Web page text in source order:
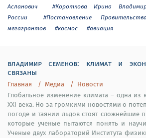
Асланович
#Короткова Ирина
России
#Постановление
мегагрантов
#космос #авиация
владимир семенов: климат и
связаны
Главная Медиа
Новости
Глобальное изменение климата – одна из
XXI века. Но за громкими новостями о
погоде и таянии льдов стоят сложнейшие
которые ученые пытаются понять и
Ученые двух лабораторий Института